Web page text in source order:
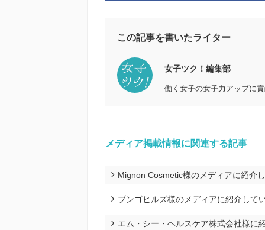
この記事を書いたライター
女子ツク！編集部
働く女子の女子力アップに
メディア掲載情報に関連する記事
Mignon Cosmetic様のメディアに紹介
ブンゴヒルズ様のメディアに紹介して
エム・シー・ヘルスケア株式会社様に